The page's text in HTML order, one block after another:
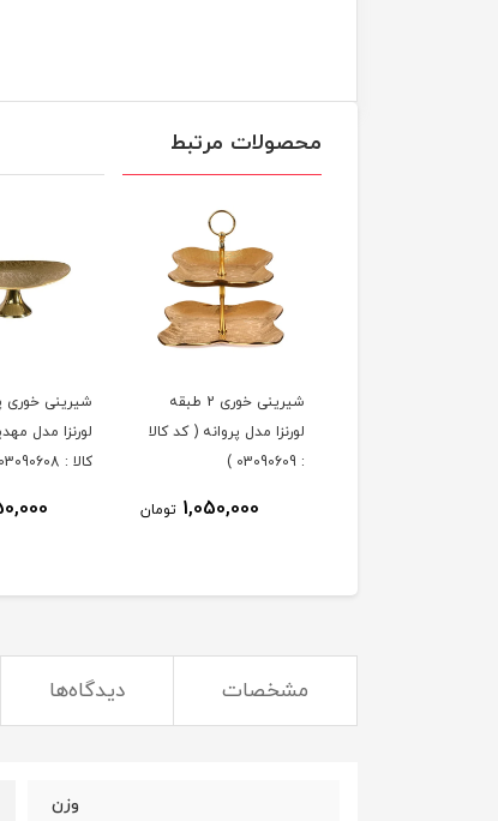
محصولات مرتبط
شیرینی خوری 2 طبقه
لورنزا مدل پروانه ( کد کالا
: 03090609 )
1,050,000 تومان
شیرینی خوری
لورنزا مدل
کالا : 03090608 )
مشخصات دیدگاه‌ها
وزن